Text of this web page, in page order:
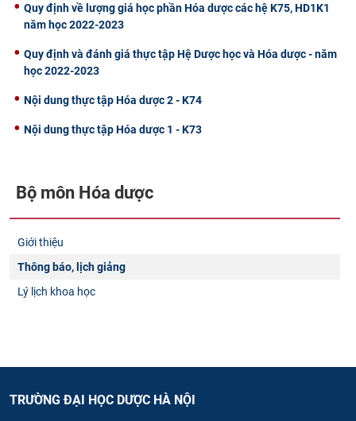
Quy định về lượng giá học phần Hóa dược các hệ K75, HD1K1
năm học 2022-2023
Quy định và đánh giá thực tập Hệ Dược học và Hóa dược - năm
học 2022-2023
Nội dung thực tập Hóa dược 2 - K74
Nội dung thực tập Hóa dược 1 - K73
Bộ môn Hóa dược
Giới thiệu
Thông báo, lịch giảng
Lý lịch khoa học
TRƯỜNG ĐẠI HỌC DƯỢC HÀ NỘI